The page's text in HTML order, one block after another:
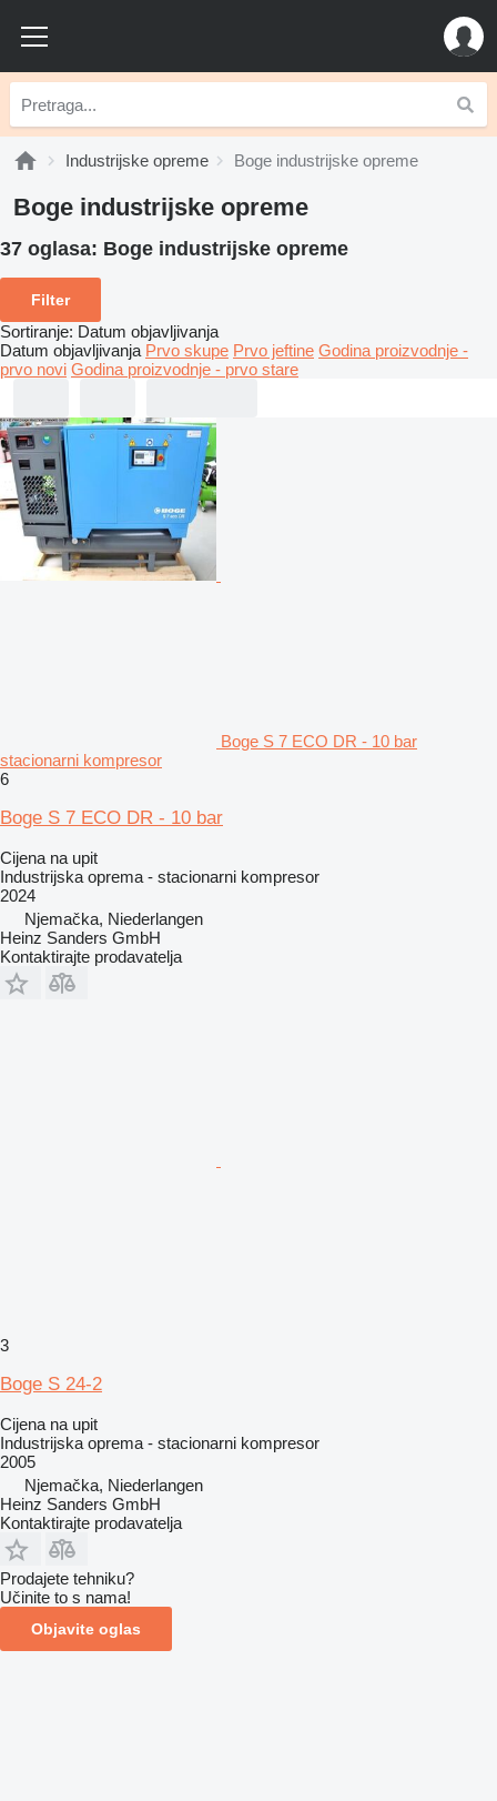
Industrijske opreme Boge industrijske opreme
Boge industrijske opreme
37 oglasa: Boge industrijske opreme
Filter
Sortiranje: Datum objavljivanja
Datum objavljivanja Prvo skupe Prvo jeftine Godina proizvodnje -
prvo novi Godina proizvodnje - prvo stare
Boge S 7 ECO DR - 10 bar
stacionarni kompresor
6
Boge S 7 ECO DR - 10 bar
Cijena na upit
Industrijska oprema - stacionarni kompresor
2024
Njemačka, Niederlangen
Heinz Sanders GmbH
Kontaktirajte prodavatelja
3
Boge S 24-2
Cijena na upit
Industrijska oprema - stacionarni kompresor
2005
Njemačka, Niederlangen
Heinz Sanders GmbH
Kontaktirajte prodavatelja
Prodajete tehniku?
Učinite to s nama!
Objavite oglas